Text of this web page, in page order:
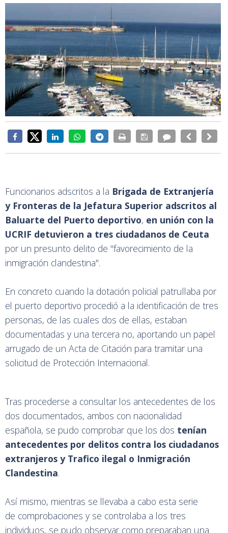
Funcionarios adscritos a la Brigada de Extranjería
y Fronteras de la Jefatura Superior adscritos al
Baluarte del Puerto deportivo, en unión con la
UCRIF detuvieron a tres ciudadanos de Ceuta
por un presunto delito de "favorecimiento de la
inmigración clandestina".
En concreto cuando la dotación policial patrullaba por
el puerto deportivo procedió a la identificación de tres
personas, de las cuales dos de ellas, estaban
documentadas y una tercera no, aportando un papel
arrugado de un Acta de Citación para tramitar una
solicitud de Protección Internacional.
Tras procederse a consultar los antecedentes de los
dos documentados, ambos con nacionalidad
española, se pudo comprobar que los dos tenían
antecedentes por delitos contra los ciudadanos
extranjeros y Trafico ilegal o Inmigración
Clandestina.
Así mismo, mientras se llevaba a cabo esta serie
de comprobaciones y se controlaba a los tres
individuos, se pudo observar como preparaban una